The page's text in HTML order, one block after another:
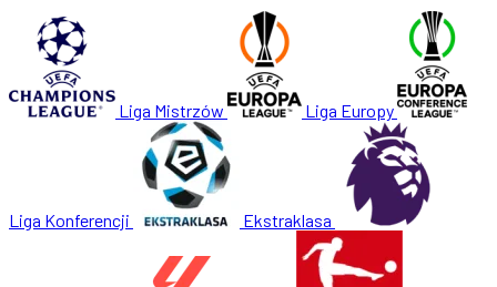
Liga Mistrzów Liga Europy
Liga Konferencji Ekstraklasa